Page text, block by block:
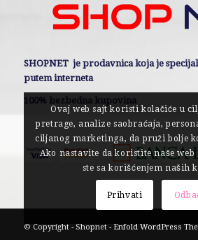
SHOPNET je prodavnica koja je
putem interneta
100% bezbedna kupovina
© Copyright - Shopnet -Enfold WordPress
Ovaj web sajt koristi kolačiće u
pretrage, analize saobraćaja,
ciljanog marketinga, da pruži bolje
Ako nastavite da koristite naše web
ste sa korišćenjem naših
Prihvati